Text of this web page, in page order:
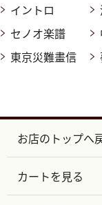
イントロ
セノオ楽譜
東京災難畫信
お店のトップへ
カートを見る